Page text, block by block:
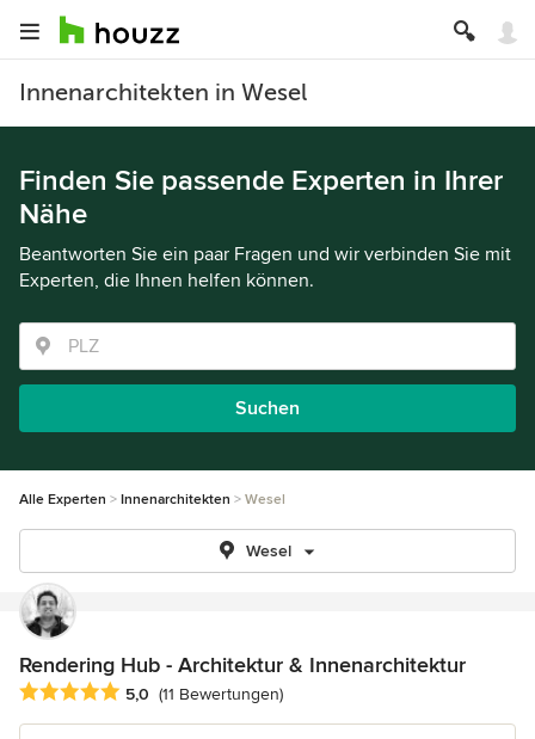
Innenarchitekten in Wesel
Finden Sie passende Experten in Ihrer
Nähe
Beantworten Sie ein paar Fragen und wir verbinden Sie mit
Experten, die Ihnen helfen können.
Suchen
Alle Experten Innenarchitekten Wesel
Wesel
Rendering Hub - Architektur & Innenarchitektur
Durchschnittliche Bewertung: 5 von 5 Sternen
5,0 (11 Bewertungen)